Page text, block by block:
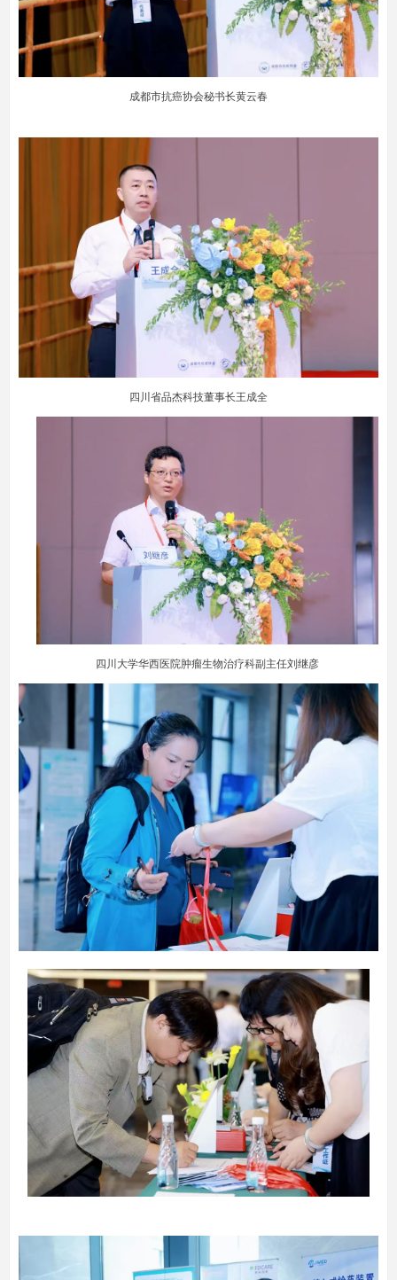
成都市抗癌协会秘书长黄云春
四川省品杰科技董事长王成全
四川大学华西医院肿瘤生物治疗科副主任刘继彦